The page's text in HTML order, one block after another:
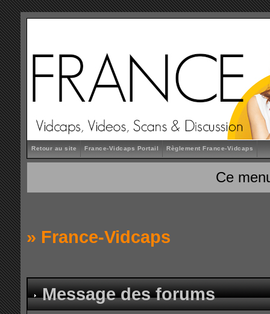
Retour au site France-Vidcaps Portail Règlement France-Vidcaps
Ce
» France-Vidcaps
Message des forums